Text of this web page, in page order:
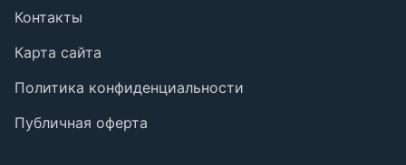
Контакты
Карта сайта
Политика конфиденциальности
Публичная оферта